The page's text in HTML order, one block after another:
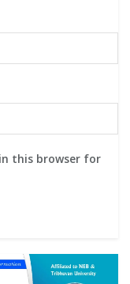
this browser for